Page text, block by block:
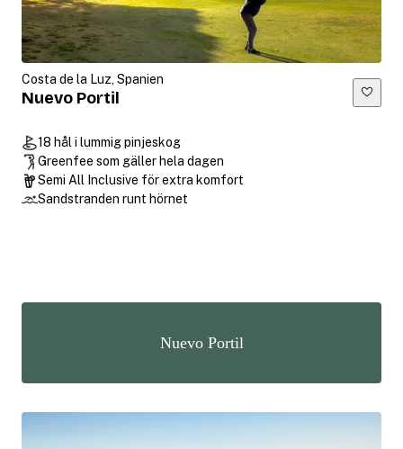
Costa de la Luz, Spanien
Nuevo Portil
18 hål i lummig pinjeskog
Greenfee som gäller hela dagen
Semi All Inclusive för extra komfort
Sandstranden runt hörnet
Nuevo Portil